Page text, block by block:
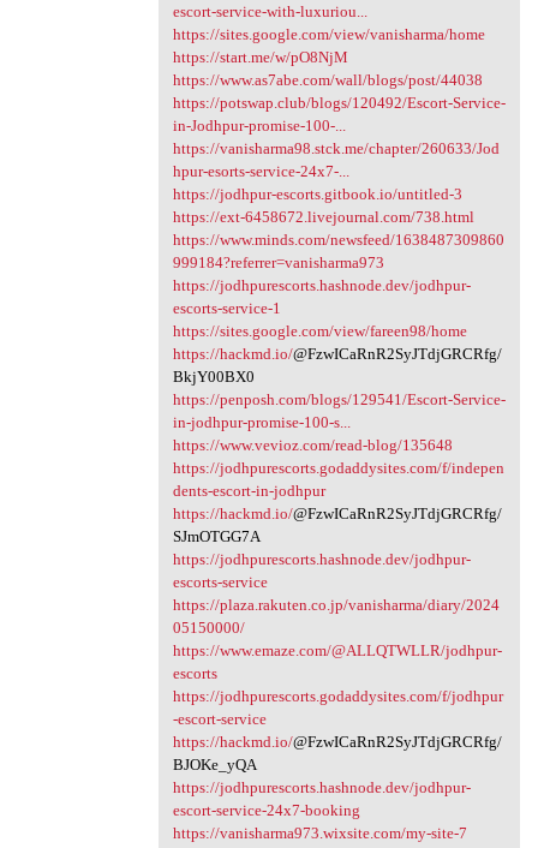
escort-service-with-luxuriou...
https://sites.google.com/view/vanisharma/home
https://start.me/w/pO8NjM
https://www.as7abe.com/wall/blogs/post/44038
https://potswap.club/blogs/120492/Escort-Service-
in-Jodhpur-promise-100-...
https://vanisharma98.stck.me/chapter/260633/Jod
hpur-esorts-service-24x7-...
https://jodhpur-escorts.gitbook.io/untitled-3
https://ext-6458672.livejournal.com/738.html
https://www.minds.com/newsfeed/1638487309860
999184?referrer=vanisharma973
https://jodhpurescorts.hashnode.dev/jodhpur-
escorts-service-1
https://sites.google.com/view/fareen98/home
https://hackmd.io/@FzwICaRnR2SyJTdjGRCRfg/
BkjY00BX0
https://penposh.com/blogs/129541/Escort-Service-
in-jodhpur-promise-100-s...
https://www.vevioz.com/read-blog/135648
https://jodhpurescorts.godaddysites.com/f/indepen
dents-escort-in-jodhpur
https://hackmd.io/@FzwICaRnR2SyJTdjGRCRfg/
SJmOTGG7A
https://jodhpurescorts.hashnode.dev/jodhpur-
escorts-service
https://plaza.rakuten.co.jp/vanisharma/diary/2024
05150000/
https://www.emaze.com/@ALLQTWLLR/jodhpur-
escorts
https://jodhpurescorts.godaddysites.com/f/jodhpur
-escort-service
https://hackmd.io/@FzwICaRnR2SyJTdjGRCRfg/
BJOKe_yQA
https://jodhpurescorts.hashnode.dev/jodhpur-
escort-service-24x7-booking
https://vanisharma973.wixsite.com/my-site-7